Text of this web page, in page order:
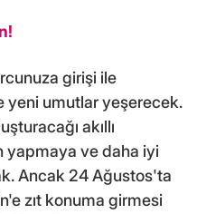
girişi ile
yeni umutlar yeşerecek.
akıllı
yapmaya ve daha iyi
Ancak 24 Ağustos'ta
zıt konuma girmesi